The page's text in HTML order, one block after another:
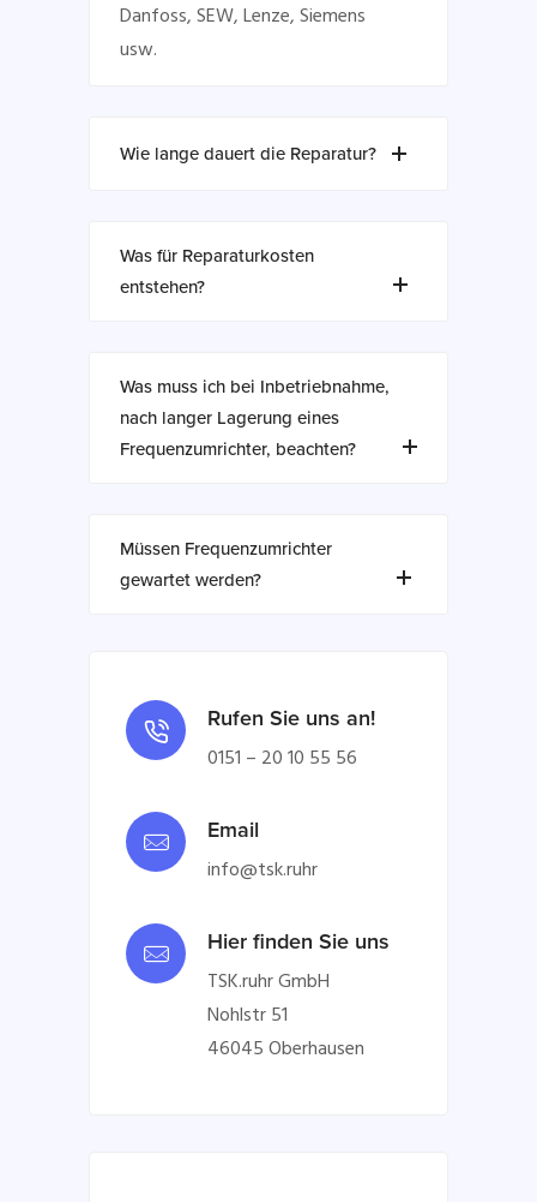
Danfoss, SEW, Lenze, Siemens
usw.
Wie lange dauert die Reparatur?
Was für Reparaturkosten
entstehen?
Was muss ich bei Inbetriebnahme,
nach langer Lagerung eines
Frequenzumrichter, beachten?
Müssen Frequenzumrichter
gewartet werden?
Rufen Sie uns an!
0151 – 20 10 55 56
Email
info@tsk.ruhr
Hier finden Sie uns
TSK.ruhr GmbH
Nohlstr 51
46045 Oberhausen